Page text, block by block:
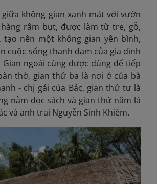
không gian xanh mát với vườn
râm bụt, được làm từ tre, gỗ,
tạo nên một không gian yên bình,
cuộc sống thanh đạm của gia đình
Gian ngoài cùng được dùng để tiếp
thờ, gian thứ ba là nơi ở của bà
- chị gái của Bác, gian thứ tư là
nằm đọc sách và gian thứ năm là
và anh trai Nguyễn Sinh Khiêm.